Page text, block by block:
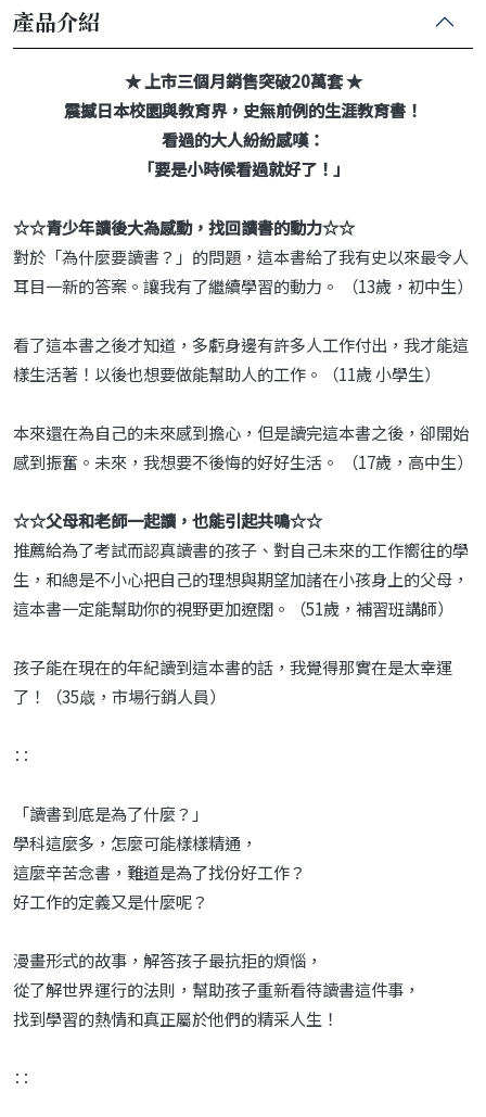
產品介紹
★ 上市三個月銷售突破20萬套 ★
震撼日本校園與教育界，史無前例的生涯教育書！
看過的大人紛紛感嘆：
「要是小時候看過就好了！」
☆☆青少年讀後大為感動，找回讀書的動力☆☆
對於「為什麼要讀書？」的問題，這本書給了我有史以來最令人
耳目一新的答案。讓我有了繼續學習的動力。 （13歲，初中生）
看了這本書之後才知道，多虧身邊有許多人工作付出，我才能這
樣生活著！以後也想要做能幫助人的工作。（11歲 小學生）
本來還在為自己的未來感到擔心，但是讀完這本書之後，卻開始
感到振奮。未來，我想要不後悔的好好生活。 （17歲，高中生）
☆☆父母和老師一起讀，也能引起共鳴☆☆
推薦給為了考試而認真讀書的孩子、對自己未來的工作嚮往的學
生，和總是不小心把自己的理想與期望加諸在小孩身上的父母，
這本書一定能幫助你的視野更加遼闊。（51歲，補習班講師）
孩子能在現在的年紀讀到這本書的話，我覺得那實在是太幸運
了！（35歳，市場行銷人員）
∷
「讀書到底是為了什麼？」
學科這麼多，怎麼可能樣樣精通，
這麼辛苦念書，難道是為了找份好工作？
好工作的定義又是什麼呢？
漫畫形式的故事，解答孩子最抗拒的煩惱，
從了解世界運行的法則，幫助孩子重新看待讀書這件事，
找到學習的熱情和真正屬於他們的精采人生！
∷